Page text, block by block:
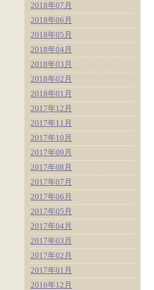
2018年07月
2018年06月
2018年05月
2018年04月
2018年03月
2018年02月
2018年01月
2017年12月
2017年11月
2017年10月
2017年09月
2017年08月
2017年07月
2017年06月
2017年05月
2017年04月
2017年03月
2017年02月
2017年01月
2016年12月